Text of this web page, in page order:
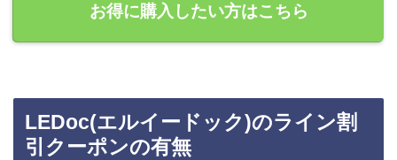
お得に購入したい方はこちら
LEDoc(エルイードック)のライン割
引クーポンの有無